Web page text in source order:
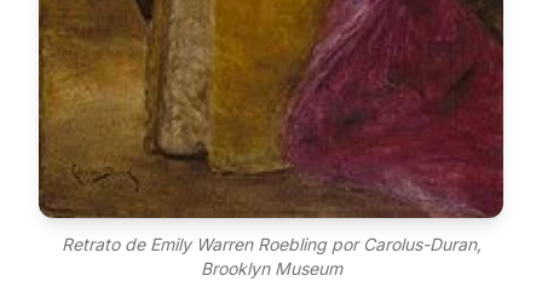
Retrato de Emily Warren Roebling por Carolus-Duran,
Brooklyn Museum